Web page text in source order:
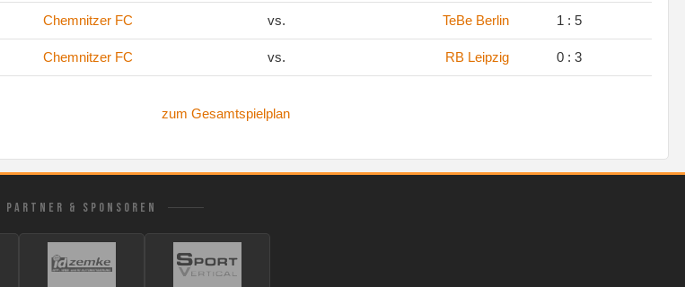
Chemnitzer FC vs. TeBe Berlin 1 : 5
Chemnitzer FC vs. RB Leipzig 0 : 3
zum Gesamtspielplan
PARTNER & SPONSOREN